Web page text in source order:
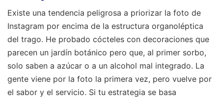
Existe una tendencia peligrosa a priorizar la foto de
Instagram por encima de la estructura organoléptica
del trago. He probado cócteles con decoraciones que
parecen un jardín botánico pero que, al primer sorbo,
solo saben a azúcar o a un alcohol mal integrado. La
gente viene por la foto la primera vez, pero vuelve por
el sabor y el servicio. Si tu estrategia se basa